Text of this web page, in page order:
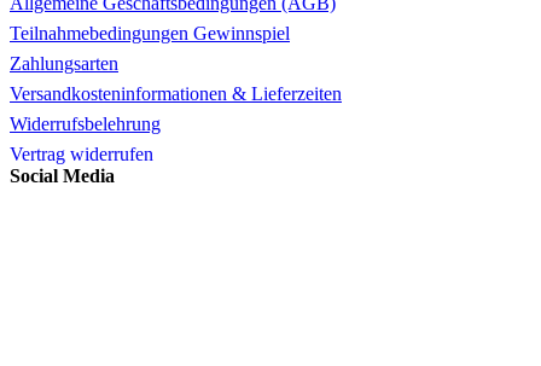
Teilnahmebedingungen Gewinnspiel
Zahlungsarten
Versandkosteninformationen & Lieferzeiten
Widerrufsbelehrung
Vertrag widerrufen
Social Media